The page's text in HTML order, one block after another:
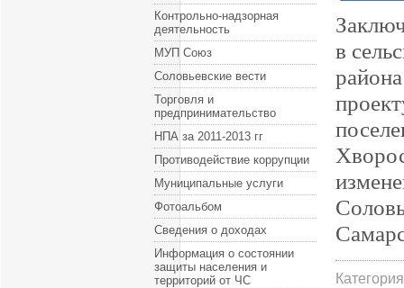
Контрольно-надзорная
деятельность
МУП Союз
Соловьевские вести
Торговля и
предпринимательство
НПА за 2011-2013 гг
Противодействие коррупции
Муниципальные услуги
Фотоальбом
Сведения о доходах
Информация о состоянии
защиты населения и
территорий от ЧС
в
Категория